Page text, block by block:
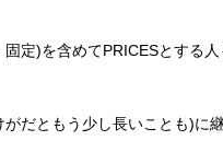
定)を含めてPRICESとする人
だともう少し長いことも)に